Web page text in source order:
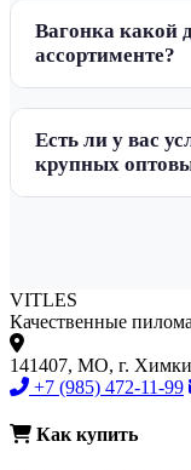
Вагонка какой
ассортименте?
Есть ли у вас
крупных
VITLES
Качественные
141407, МО, г.
+7 (985) 472-11-99
Как купить